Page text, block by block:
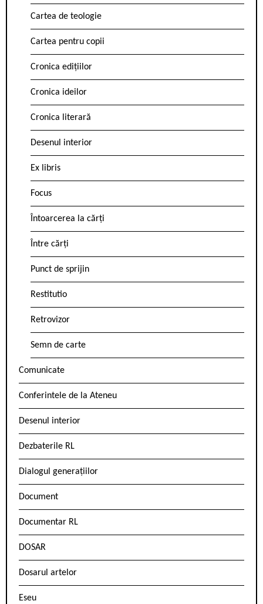
Cartea de teologie
Cartea pentru copii
Cronica edițiilor
Cronica ideilor
Cronica literară
Desenul interior
Ex libris
Focus
Întoarcerea la cărți
Între cărți
Punct de sprijin
Restitutio
Retrovizor
Semn de carte
Comunicate
Conferintele de la Ateneu
Desenul interior
Dezbaterile RL
Dialogul generațiilor
Document
Documentar RL
DOSAR
Dosarul artelor
Eseu